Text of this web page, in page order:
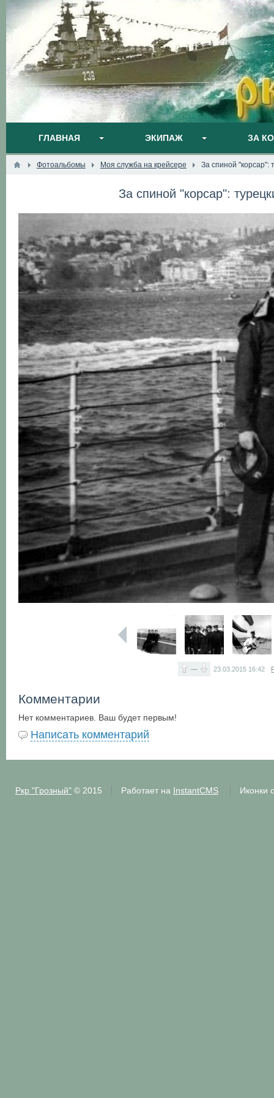
ГЛАВНАЯ ЭКИПАЖ ЗА
Фотоальбомы Моя служба на крейсере За спиной "корсар":
За спиной "корсар":
— 23.03.2015 16:42
Комментарии
Нет комментариев. Ваш будет первым!
Написать комментарий
Ркр "Грозный"© 2015 Работает на InstantCMS Иконки